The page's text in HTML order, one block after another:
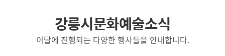
강릉시문화예술소식
이달에 진행되는 다양한 행사들을 안내합니다.